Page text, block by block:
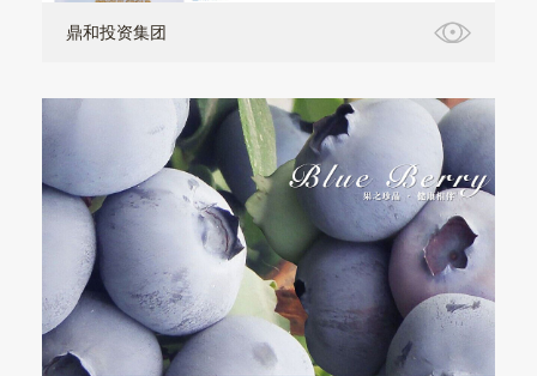
鼎和投资集团